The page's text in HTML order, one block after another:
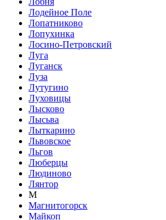
Лодейное Поле
Лопатниково
Лопухинка
Лосино-Петровский
Луга
Луганск
Луза
Лутугино
Луховицы
Лысково
Лысьва
Лыткарино
Львовское
Льгов
Люберцы
Людиново
Лянтор
М
Магнитогорск
Майкоп